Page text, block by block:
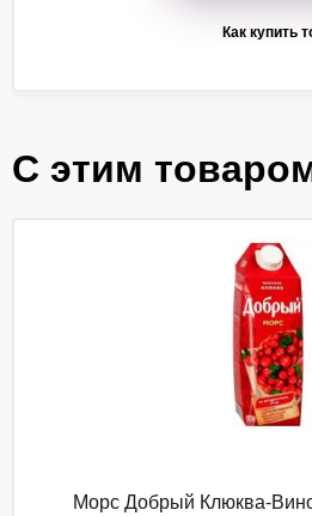
Как купить
С этим
Морс Добрый Клюква-